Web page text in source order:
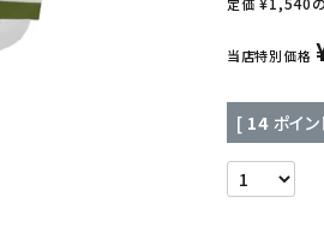
当店特別価格
[ 14 ポイ